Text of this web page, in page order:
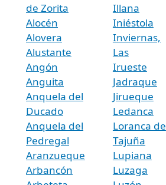
de Zorita
Alocén
Alovera
Alustante
Angón
Anguita
Anquela del
Ducado
Anquela del
Pedregal
Aranzueque
Arbancón
Illana
Iniéstola
Inviernas,
Las
Irueste
Jadraque
Jirueque
Ledanca
Loranca de
Tajuña
Lupiana
Luzaga